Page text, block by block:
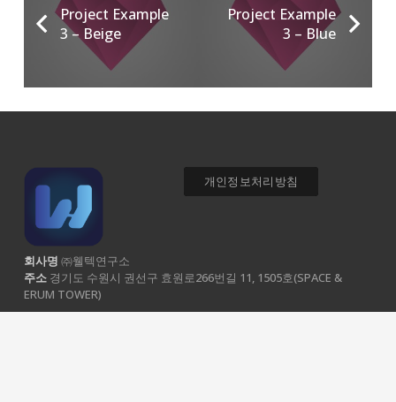
Project Example
3 – Beige
Project Example
3 – Blue
회사명 ㈜웰텍연구소
주소 경기도 수원시 권선구 효원로266번길 11, 1505호(SPACE &
ERUM TOWER)
개인정보처리방침